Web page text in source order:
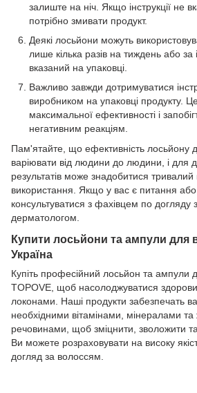
залиште на ніч. Якщо інструкції не
потрібно змивати продукт.
Деякі лосьйони можуть
лише кілька разів на тиждень або
вказаний на упаковці.
Важливо завжди дотримуватися
виробником на упаковці продукту.
максимальної ефективності і
негативним реакціям.
Пам'ятайте, що ефективність лосьйону
варіювати від людини до людини, і для
результатів може знадобитися тривалий
використання. Якщо у вас є питання
консультуватися з фахівцем по догляду
дерматологом.
Купити лосьйони та ампули для
Україна
Купіть професійний лосьйон та ампули
TOPOVE, щоб насолоджуватися
локонами. Наші продукти забезпечать
необхідними вітамінами, мінералами
речовинами, щоб зміцнити, зволожити
Ви можете розраховувати на високу
догляд за волоссям.